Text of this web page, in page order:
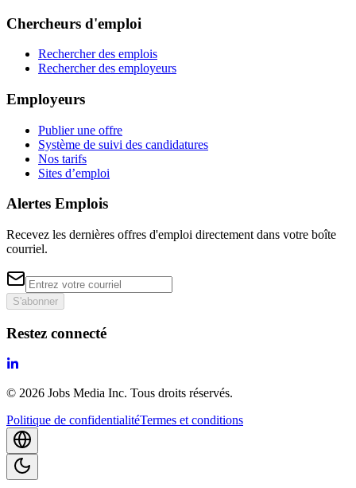
Chercheurs d'emploi
Rechercher des emplois
Rechercher des employeurs
Employeurs
Publier une offre
Système de suivi des candidatures
Nos tarifs
Sites d’emploi
Alertes Emplois
Recevez les dernières offres d'emploi directement dans votre boîte
courriel.
S'abonner
Restez connecté
© 2026 Jobs Media Inc. Tous droits réservés.
Politique de confidentialitéTermes et conditions